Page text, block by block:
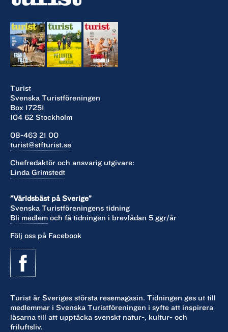
Turist
Svenska Turistföreningen
Box 17251
104 62 Stockholm
08-463 21 00
turist@stfturist.se
Chefredaktör och ansvarig utgivare:
Linda Grimstedt
”Världsbäst på Sverige”
Svenska Turistföreningens tidning
Bli medlem och få tidningen i brevlådan 5 ggr/år
Följ oss på Facebook
Turist är Sveriges största resemagasin. Tidningen ges ut till
medlemmar i Svenska Turistföreningen i syfte att inspirera
läsarna till att upptäcka svenskt natur-, kultur- och
friluftsliv.